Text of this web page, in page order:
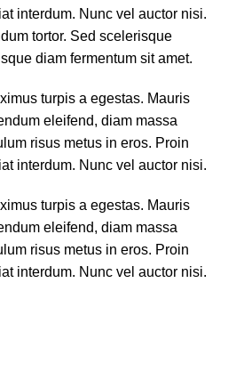
interdum. Nunc vel auctor nisi.
tortor. Sed scelerisque
diam fermentum sit amet.
turpis a egestas. Mauris
eleifend, diam massa
risus metus in eros. Proin
interdum. Nunc vel auctor nisi.
turpis a egestas. Mauris
eleifend, diam massa
risus metus in eros. Proin
interdum. Nunc vel auctor nisi.